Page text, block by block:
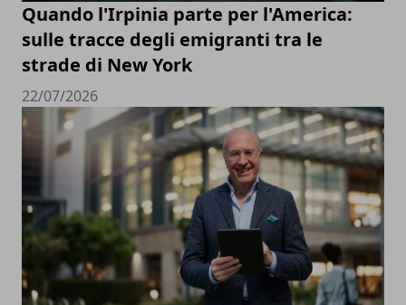
Quando l'Irpinia parte per l'America:
sulle tracce degli emigranti tra le
strade di New York
22/07/2026